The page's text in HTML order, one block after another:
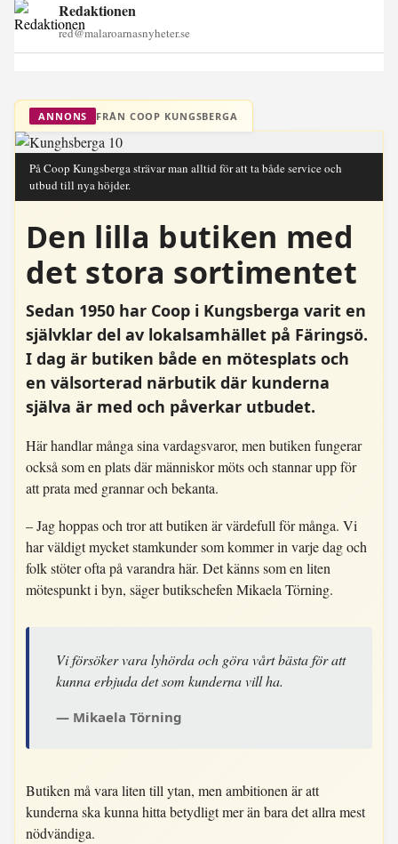
Redaktionen
red@malaroarnasnyheter.se
ANNONS FRÅN COOP KUNGSBERGA
På Coop Kungsberga strävar man alltid för att ta både service och
utbud till nya höjder.
Den lilla butiken med
det stora sortimentet
Sedan 1950 har Coop i Kungsberga varit en
självklar del av lokalsamhället på Färingsö.
I dag är butiken både en mötesplats och
en välsorterad närbutik där kunderna
själva är med och påverkar utbudet.
Här handlar många sina vardagsvaror, men butiken fungerar
också som en plats där människor möts och stannar upp för
att prata med grannar och bekanta.
– Jag hoppas och tror att butiken är värdefull för många. Vi
har väldigt mycket stamkunder som kommer in varje dag och
folk stöter ofta på varandra här. Det känns som en liten
mötespunkt i byn, säger butikschefen Mikaela Törning.
Vi försöker vara lyhörda och göra vårt bästa för att
kunna erbjuda det som kunderna vill ha.
Mikaela Törning
Butiken må vara liten till ytan, men ambitionen är att
kunderna ska kunna hitta betydligt mer än bara det allra mest
nödvändiga.